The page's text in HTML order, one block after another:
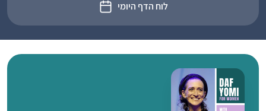
לוח הדף היומי